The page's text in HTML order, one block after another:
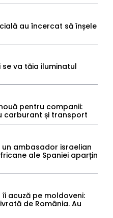
au încercat să înșele
va tăia iluminatul
pentru companii:
carburant și transport
ambasador israelian
ale Spaniei aparțin
îi acuză pe moldoveni:
de România. Au